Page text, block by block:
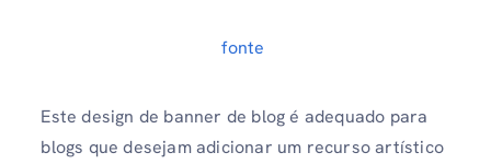
fonte
Este design de banner de blog é adequado para
blogs que desejam adicionar um recurso artístico